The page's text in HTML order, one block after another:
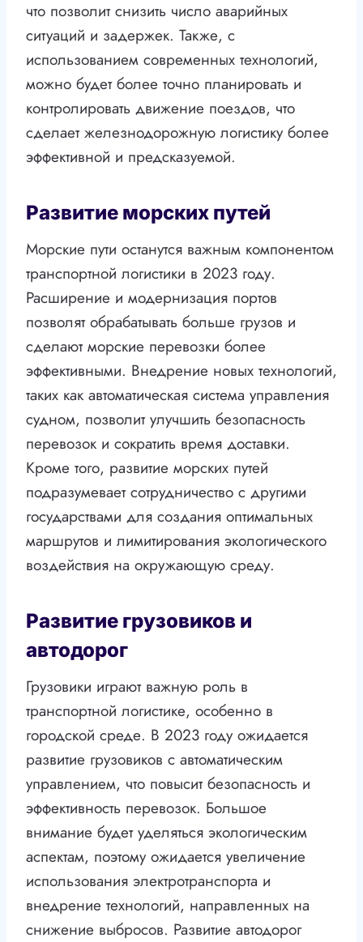
что позволит снизить число аварийных
ситуаций и задержек. Также, с
использованием современных технологий,
можно будет более точно планировать и
контролировать движение поездов, что
сделает железнодорожную логистику более
эффективной и предсказуемой.
Развитие морских путей
Морские пути останутся важным компонентом
транспортной логистики в 2023 году.
Расширение и модернизация портов
позволят обрабатывать больше грузов и
сделают морские перевозки более
эффективными. Внедрение новых технологий,
таких как автоматическая система управления
судном, позволит улучшить безопасность
перевозок и сократить время доставки.
Кроме того, развитие морских путей
подразумевает сотрудничество с другими
государствами для создания оптимальных
маршрутов и лимитирования экологического
воздействия на окружающую среду.
Развитие грузовиков и
автодорог
Грузовики играют важную роль в
транспортной логистике, особенно в
городской среде. В 2023 году ожидается
развитие грузовиков с автоматическим
управлением, что повысит безопасность и
эффективность перевозок. Большое
внимание будет уделяться экологическим
аспектам, поэтому ожидается увеличение
использования электротранспорта и
внедрение технологий, направленных на
снижение выбросов. Развитие автодорог